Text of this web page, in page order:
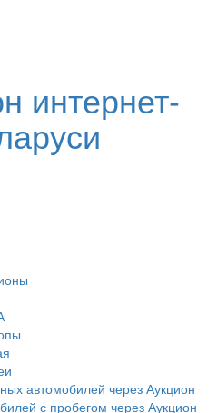
автомобилей через Аукцион
с пробегом через Аукцион